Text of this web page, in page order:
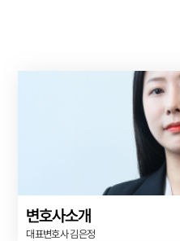
변호사소개
대표변호사 김은정